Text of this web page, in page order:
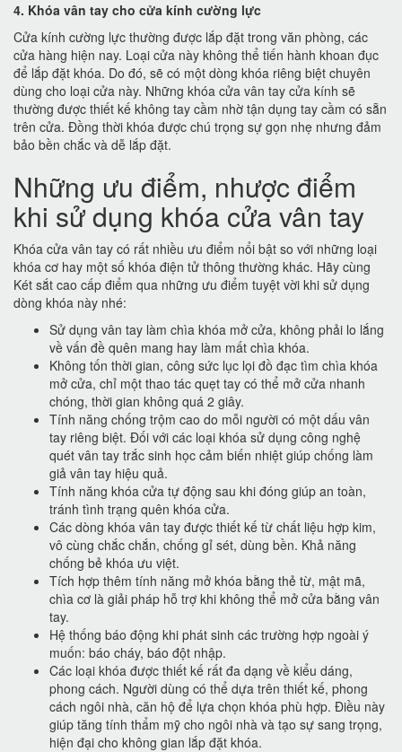
4. Khóa vân tay cho cửa kính cường lực
Cửa kính cường lực thường được lắp đặt trong văn phòng, các
cửa hàng hiện nay. Loại cửa này không thể tiến hành khoan đục
để lắp đặt khóa. Do đó, sẽ có một dòng khóa riêng biệt chuyên
dùng cho loại cửa này. Những khóa cửa vân tay cửa kính sẽ
thường được thiết kế không tay cầm nhờ tận dụng tay cầm có sẵn
trên cửa. Đồng thời khóa được chú trọng sự gọn nhẹ nhưng đảm
bảo bền chắc và dễ lắp đặt.
Những ưu điểm, nhược điểm
khi sử dụng khóa cửa vân tay
Khóa cửa vân tay có rất nhiều ưu điểm nổi bật so với những loại
khóa cơ hay một số khóa điện tử thông thường khác. Hãy cùng
Két sắt cao cấp điểm qua những ưu điểm tuyệt vời khi sử dụng
dòng khóa này nhé:
Sử dụng vân tay làm chìa khóa mở cửa, không phải lo lắng
về vấn đề quên mang hay làm mất chìa khóa.
Không tốn thời gian, công sức lục lọi đồ đạc tìm chìa khóa
mở cửa, chỉ một thao tác quẹt tay có thể mở cửa nhanh
chóng, thời gian không quá 2 giây.
Tính năng chống trộm cao do mỗi người có một dấu vân
tay riêng biệt. Đối với các loại khóa sử dụng công nghệ
quét vân tay trắc sinh học cảm biến nhiệt giúp chống làm
giả vân tay hiệu quả.
Tính năng khóa cửa tự động sau khi đóng giúp an toàn,
tránh tình trạng quên khóa cửa.
Các dòng khóa vân tay được thiết kế từ chất liệu hợp kim,
vô cùng chắc chắn, chống gỉ sét, dùng bền. Khả năng
chống bẻ khóa ưu việt.
Tích hợp thêm tính năng mở khóa bằng thẻ từ, mật mã,
chìa cơ là giải pháp hỗ trợ khi không thể mở cửa bằng vân
tay.
Hệ thống báo động khi phát sinh các trường hợp ngoài ý
muốn: báo cháy, báo đột nhập.
Các loại khóa được thiết kế rất đa dạng về kiểu dáng,
phong cách. Người dùng có thể dựa trên thiết kế, phong
cách ngôi nhà, căn hộ để lựa chọn khóa phù hợp. Điều này
giúp tăng tính thẩm mỹ cho ngôi nhà và tạo sự sang trọng,
hiện đại cho không gian lắp đặt khóa.